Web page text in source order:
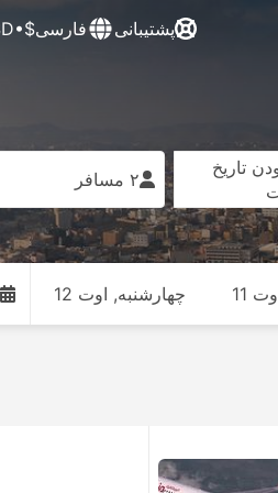
پشتیبانی فارسی$•USD
تاریخ
۲ مسافر
11 چهارشنبه, اوت 12